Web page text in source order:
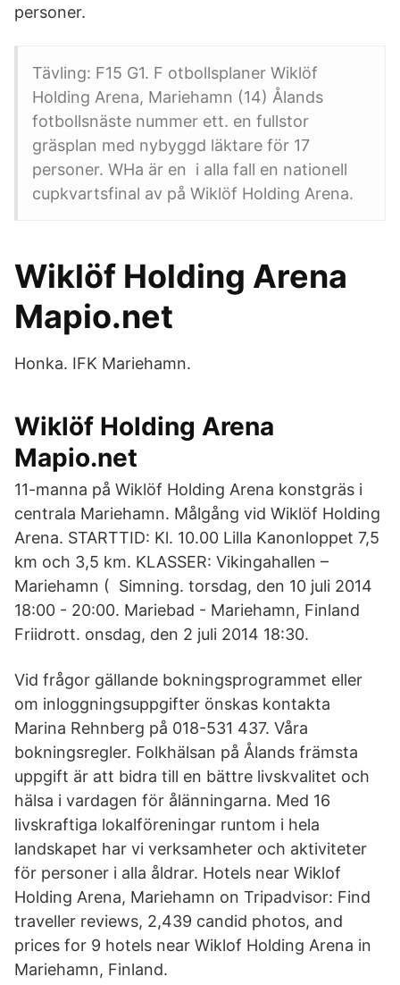
personer.
Tävling: F15 G1. F otbollsplaner Wiklöf
Holding Arena, Mariehamn (14) Ålands
fotbollsnäste nummer ett. en fullstor
gräsplan med nybyggd läktare för 17
personer. WHa är en i alla fall en nationell
cupkvartsfinal av på Wiklöf Holding Arena.
Wiklöf Holding Arena
Mapio.net
Honka. IFK Mariehamn.
Wiklöf Holding Arena
Mapio.net
11-manna på Wiklöf Holding Arena konstgräs i
centrala Mariehamn. Målgång vid Wiklöf Holding
Arena. STARTTID: Kl. 10.00 Lilla Kanonloppet 7,5
km och 3,5 km. KLASSER: Vikingahallen –
Mariehamn ( Simning. torsdag, den 10 juli 2014
18:00 - 20:00. Mariebad - Mariehamn, Finland
Friidrott. onsdag, den 2 juli 2014 18:30.
Vid frågor gällande bokningsprogrammet eller
om inloggningsuppgifter önskas kontakta
Marina Rehnberg på 018-531 437. Våra
bokningsregler. Folkhälsan på Ålands främsta
uppgift är att bidra till en bättre livskvalitet och
hälsa i vardagen för ålänningarna. Med 16
livskraftiga lokalföreningar runtom i hela
landskapet har vi verksamheter och aktiviteter
för personer i alla åldrar. Hotels near Wiklof
Holding Arena, Mariehamn on Tripadvisor: Find
traveller reviews, 2,439 candid photos, and
prices for 9 hotels near Wiklof Holding Arena in
Mariehamn, Finland.